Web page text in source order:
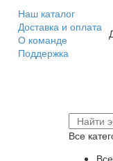
Наш каталог
Доставка и оплата
О команде
Поддержка
Все